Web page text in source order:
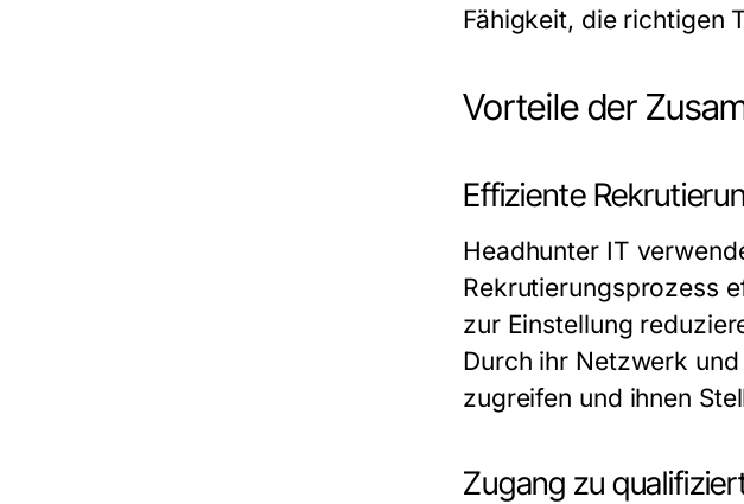
Fähigkeit, die richtigen
Vorteile der
Effiziente
Headhunter IT
Rekrutierungsprozess
zur Einstellung
Durch ihr Netzwerk
zugreifen und ihnen
Zugang zu